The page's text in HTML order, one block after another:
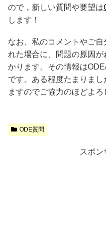
ので，新しい質問や要望は
します！
なお、私のコメントやご
れた場合に、問題の原因
かります。その情報は
です。ある程度たまりま
ますのでご協力のほどよろ
ODE質問
スポン